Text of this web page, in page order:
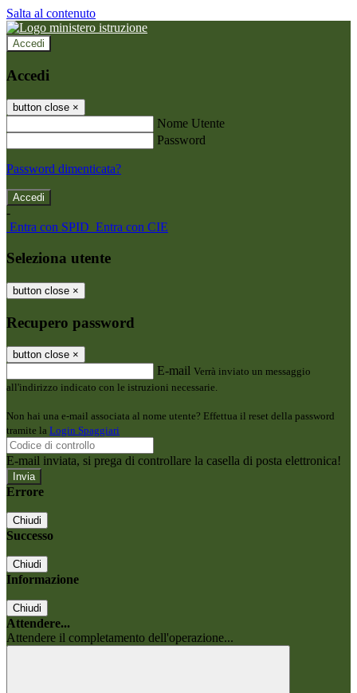
Salta al contenuto
Accedi
Accedi
button close ×
Nome Utente
Password
Password dimenticata?
-
Entra con SPID Entra con CIE
Seleziona utente
button close ×
Recupero password
button close ×
E-mail Verrà inviato un messaggio
all'indirizzo indicato con le istruzioni necessarie.
Non hai una e-mail associata al nome utente? Effettua il reset della password
tramite la Login Spaggiari
E-mail inviata, si prega di controllare la casella di posta elettronica!
Errore
Chiudi
Successo
Chiudi
Informazione
Chiudi
Attendere...
Attendere il completamento dell'operazione...